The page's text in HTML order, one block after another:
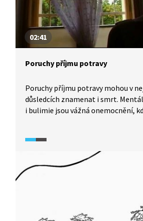
02:41
Poruchy příjmu potravy
Poruchy příjmu potravy mohou v
důsledcích znamenat i smrt.
i bulimie jsou vážná onemocnění,
onemocnění přinášejí? Nahlédneme
několika žen, které si s úzkostmi a
z jídla prožily své.